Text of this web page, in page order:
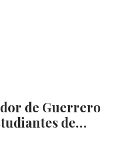
de Guerrero
de…